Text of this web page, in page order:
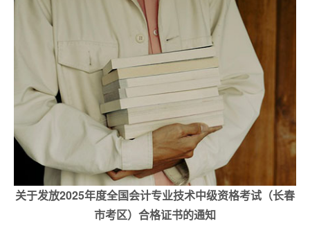
关于发放2025年度全国会计专业技术中级资格考试（长春
市考区）合格证书的通知